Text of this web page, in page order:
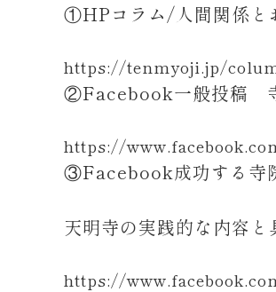
①HPコラム/人間関係と
https://tenmyoji.jp/
②Facebook一般投稿
https://
③Facebook成功する寺
天明寺の実践的な内容
https://